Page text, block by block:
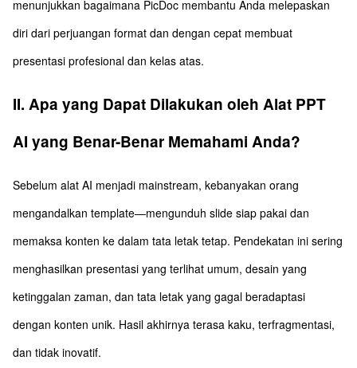
menunjukkan bagaimana PicDoc membantu Anda melepaskan
diri dari perjuangan format dan dengan cepat membuat
presentasi profesional dan kelas atas.
II. Apa yang Dapat Dilakukan oleh Alat PPT
AI yang Benar-Benar Memahami Anda?
Sebelum alat AI menjadi mainstream, kebanyakan orang
mengandalkan template—mengunduh slide siap pakai dan
memaksa konten ke dalam tata letak tetap. Pendekatan ini sering
menghasilkan presentasi yang terlihat umum, desain yang
ketinggalan zaman, dan tata letak yang gagal beradaptasi
dengan konten unik. Hasil akhirnya terasa kaku, terfragmentasi,
dan tidak inovatif.